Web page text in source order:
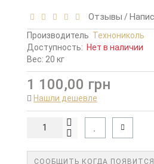
Отзывы /
Производитель Технониколь
Доступность: Нет в наличии
Вес: 20 кг
1 100,00 грн
Нашли дешевле
СООБЩИТЬ КОГДА ПОЯВИТСЯ